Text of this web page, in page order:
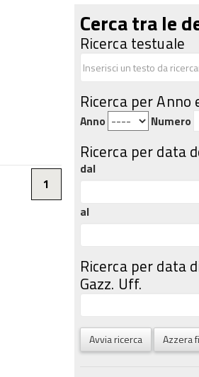
1
Cerca tra le
Ricerca testuale
Ricerca per Anno
Anno Numero
Ricerca per data
dal
al
Ricerca per data
Gazz. Uff.
Avvia ricerca Azzera